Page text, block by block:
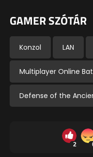
GAMER SZÓTÁR
Konzol LAN
Multiplayer Online
Defense of the
2